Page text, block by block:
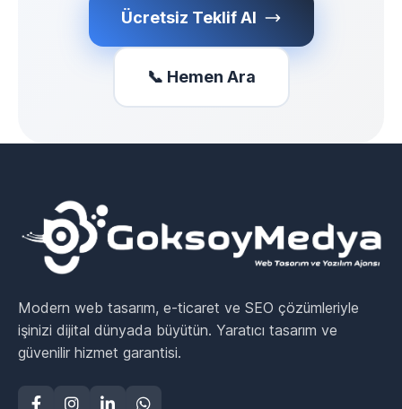
Ücretsiz Teklif Al
📞 Hemen Ara
Modern web tasarım, e-ticaret ve SEO çözümleriyle
işinizi dijital dünyada büyütün. Yaratıcı tasarım ve
güvenilir hizmet garantisi.